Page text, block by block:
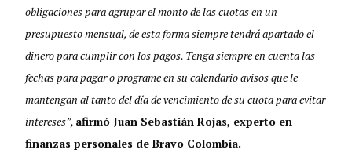
obligaciones para agrupar el monto de las cuotas en un
presupuesto mensual, de esta forma siempre tendrá apartado el
dinero para cumplir con los pagos. Tenga siempre en cuenta las
fechas para pagar o programe en su calendario avisos que le
mantengan al tanto del día de vencimiento de su cuota para evitar
intereses”, afirmó Juan Sebastián Rojas, experto en
finanzas personales de Bravo Colombia.